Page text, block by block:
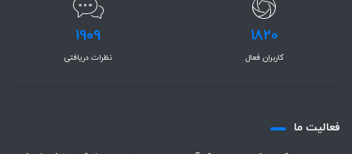
1820
کاربران فعال
1909
نظرات دریافتی
فعاليت ما